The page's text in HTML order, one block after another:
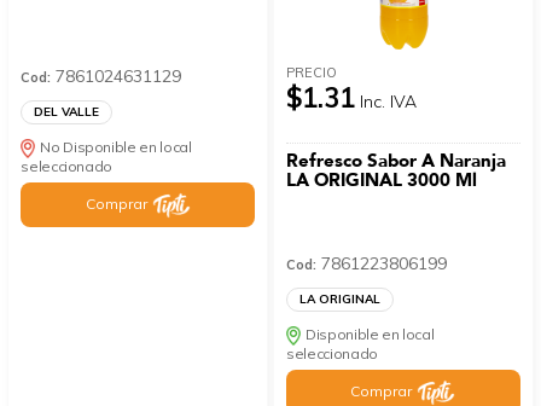
Cod: 7861024631129
DEL VALLE
No Disponible en local
seleccionado
Comprar
PRECIO
$1.31 Inc. IVA
Refresco Sabor A Naranja
LA ORIGINAL 3000 Ml
Cod: 7861223806199
LA ORIGINAL
Disponible en local
seleccionado
Comprar